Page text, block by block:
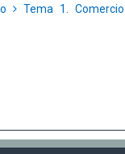
Tema 1. Comercio